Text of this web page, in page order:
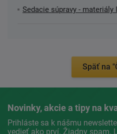
Sedacie súpravy - materiály
Späť na
Novinky, akcie a tipy na
Prihláste sa k nášmu
vedieť ako prví. Žiadny spam.